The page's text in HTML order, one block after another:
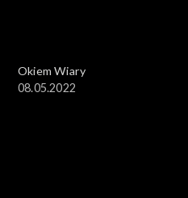
Okiem Wiary
08.05.2022